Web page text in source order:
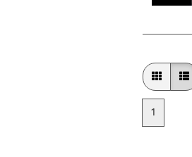
1